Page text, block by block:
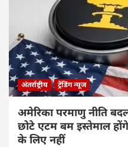
अंतर्राष्ट्रीय ट्रेंडिंग न्यूज
अमेरिका परमाणु नीति
छोटे एटम बम इस्तेमाल
के लिए नहीं